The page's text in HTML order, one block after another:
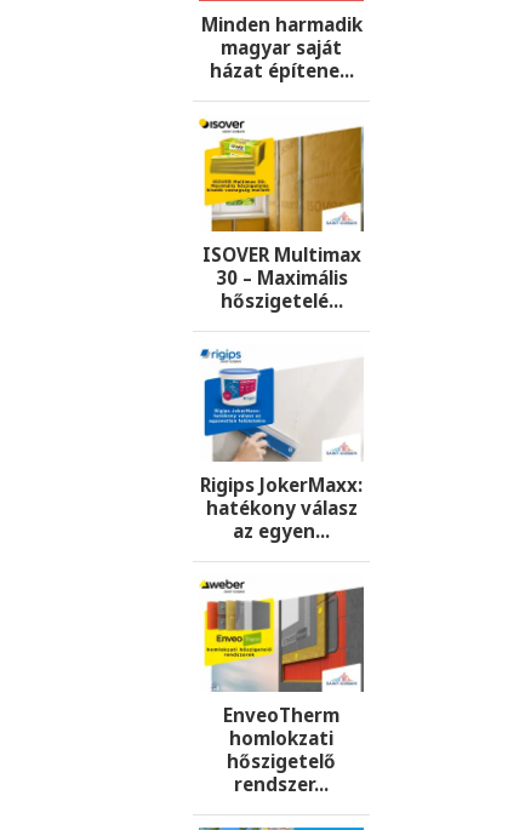
Minden harmadik
magyar saját
házat építene...
ISOVER Multimax
30 – Maximális
hőszigetelé...
Rigips JokerMaxx:
hatékony válasz
az egyen...
EnveoTherm
homlokzati
hőszigetelő
rendszer...